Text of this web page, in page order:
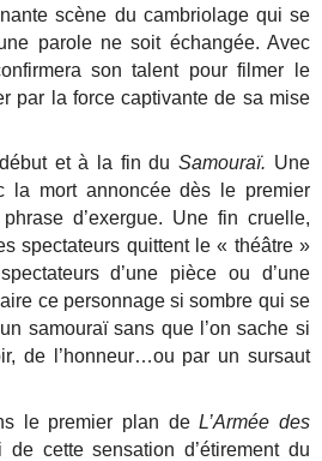
scène du cambriolage qui se
parole ne soit échangée. Avec
son talent pour filmer le
par la force captivante de sa mise
et à la fin duSamouraï. Une
la mort annoncée dès le premier
d’exergue. Une fin cruelle,
spectateurs quittent le « théâtre »
d’une pièce ou d’une
ce personnage si sombre qui se
samouraï sans que l’on sache si
de l’honneur…ou par un sursaut
le premier plan deL’Armée des
cette sensation d’étirement du